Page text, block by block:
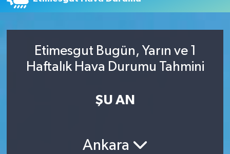
Etimesgut Bugün, Yarın ve 1
Haftalık Hava Durumu Tahmini
ŞU AN
Ankara
Sağlık
Spor
Eskişehir Trafik Yoğunluk Haritası
Süper Lig Puan Durumu ve Fikstür